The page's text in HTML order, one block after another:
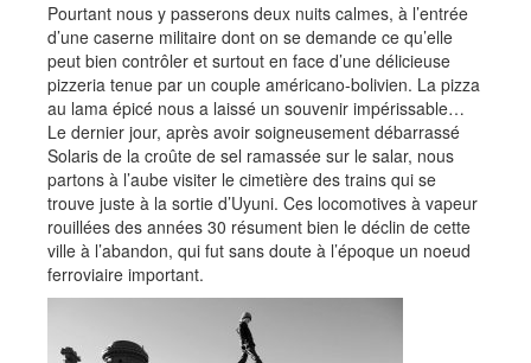
Pourtant nous y passerons deux nuits calmes, à l’entrée
d’une caserne militaire dont on se demande ce qu’elle
peut bien contrôler et surtout en face d’une délicieuse
pizzeria tenue par un couple américano-bolivien. La pizza
au lama épicé nous a laissé un souvenir impérissable…
Le dernier jour, après avoir soigneusement débarrassé
Solaris de la croûte de sel ramassée sur le salar, nous
partons à l’aube visiter le cimetière des trains qui se
trouve juste à la sortie d’Uyuni. Ces locomotives à vapeur
rouillées des années 30 résument bien le déclin de cette
ville à l’abandon, qui fut sans doute à l’époque un noeud
ferroviaire important.